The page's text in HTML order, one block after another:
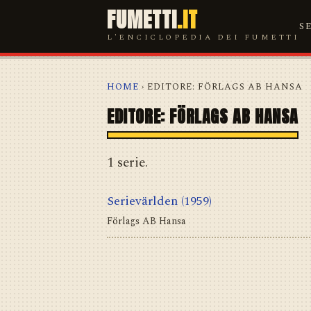
FUMETTI.IT
L'ENCICLOPEDIA DEI FUMETTI
HOME › EDITORE: FÖRLAGS AB HANSA
EDITORE: FÖRLAGS AB HANSA
1 serie.
Serievärlden (1959)
Förlags AB Hansa